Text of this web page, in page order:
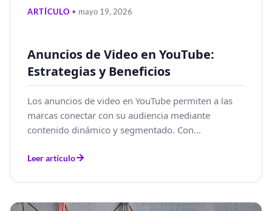
ARTÍCULO • mayo 19, 2026
Anuncios de Video en YouTube:
Estrategias y Beneficios
Los anuncios de video en YouTube permiten a las
marcas conectar con su audiencia mediante
contenido dinámico y segmentado. Con...
Leer artículo